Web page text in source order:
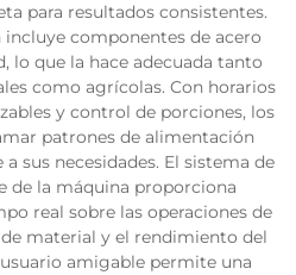
para resultados consistentes.
componentes de acero
lo que la hace adecuada tanto
como agrícolas. Con horarios
y control de porciones, los
patrones de alimentación
sus necesidades. El sistema de
de la máquina proporciona
real sobre las operaciones de
material y el rendimiento del
amigable permite una